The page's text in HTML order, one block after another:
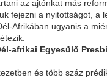
az ajtónkat más
fejezni a nyitottságot, a
Afrikában ugyanis a
afrikai Egyesülő
és több száz